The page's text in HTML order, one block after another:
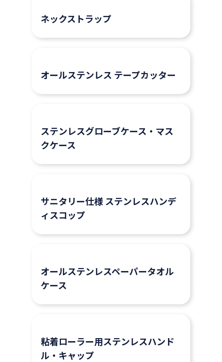
ネックストラップ
オールステンレス テープカッター
ステンレスグローブケース・マス
クケース
サニタリー仕様 ステンレスハンデ
ィスコップ
オールステンレスペーパータオル
ケース
粘着ローラー用ステンレスハンド
ル・キャップ